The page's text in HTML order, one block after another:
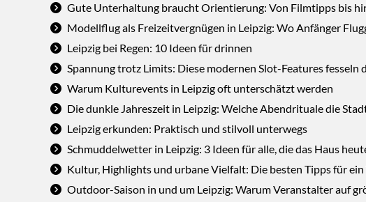
Gute Unterhaltung braucht Orientierung: Von Filmtipps bis
Modellflug als Freizeitvergnügen in Leipzig: Wo Anfänger
Leipzig bei Regen: 10 Ideen für drinnen
Spannung trotz Limits: Diese modernen Slot-Features fesseln
Warum Kulturevents in Leipzig oft unterschätzt werden
Die dunkle Jahreszeit in Leipzig: Welche Abendrituale die
Leipzig erkunden: Praktisch und stilvoll unterwegs
Schmuddelwetter in Leipzig: 3 Ideen für alle, die das Haus
Kultur, Highlights und urbane Vielfalt: Die besten Tipps für
Outdoor-Saison in und um Leipzig: Warum Veranstalter auf